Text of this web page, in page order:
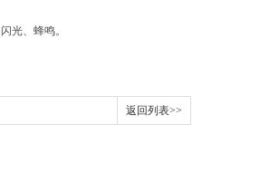
光、蜂鸣。
返回列表>>